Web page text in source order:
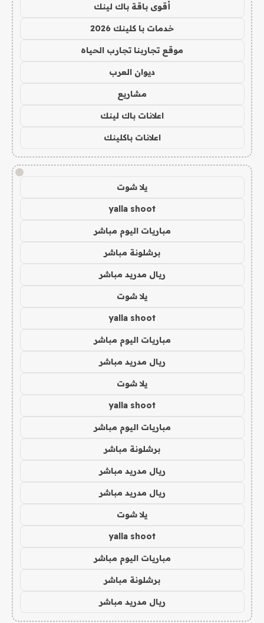
أقوى باقة باك لينك
خدمات با كلينك 2026
موقع تجاربنا تجارب الحياه
ديوان العرب
مشاريع
اعلانات باك لينك
اعلانات باكلينك
!
يلا شوت
yalla shoot
مباريات اليوم مباشر
برشلونة مباشر
ريال مدريد مباشر
يلا شوت
yalla shoot
مباريات اليوم مباشر
ريال مدريد مباشر
يلا شوت
yalla shoot
مباريات اليوم مباشر
برشلونة مباشر
ريال مدريد مباشر
ريال مدريد مباشر
يلا شوت
yalla shoot
مباريات اليوم مباشر
برشلونة مباشر
ريال مدريد مباشر